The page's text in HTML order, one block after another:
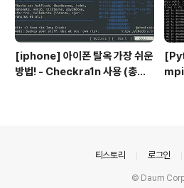
[iphone] 아이폰 탈옥 가장 쉬운
방법! - Checkra1n 사용 (총정
티스토리 로그인
© Daum